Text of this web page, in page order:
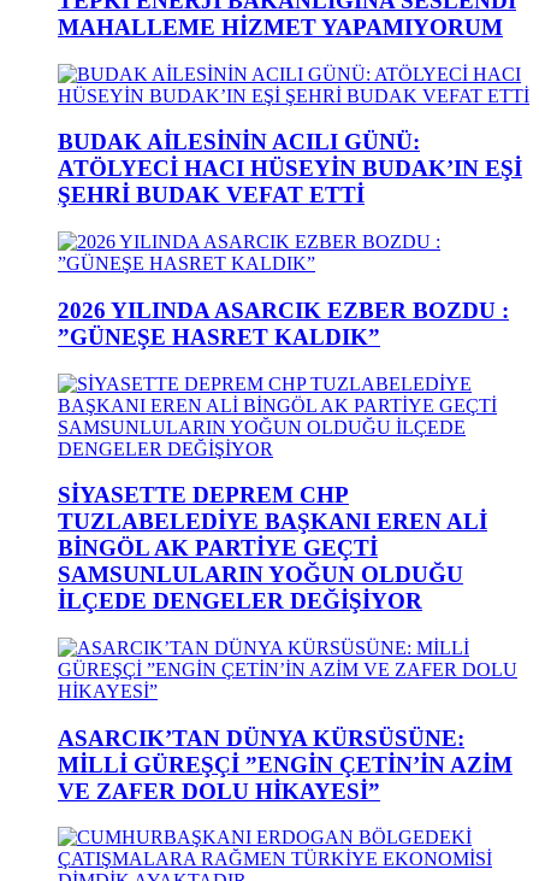
MAHALLEME HİZMET YAPAMIYORUM
BUDAK AİLESİNİN ACILI GÜNÜ:
ATÖLYECİ HACI HÜSEYİN BUDAK’IN EŞİ
ŞEHRİ BUDAK VEFAT ETTİ
2026 YILINDA ASARCIK EZBER BOZDU :
”GÜNEŞE HASRET KALDIK”
SİYASETTE DEPREM CHP
TUZLABELEDİYE BAŞKANI EREN ALİ
BİNGÖL AK PARTİYE GEÇTİ
SAMSUNLULARIN YOĞUN OLDUĞU
İLÇEDE DENGELER DEĞİŞİYOR
ASARCIK’TAN DÜNYA KÜRSÜSÜNE:
MİLLİ GÜREŞÇİ ”ENGİN ÇETİN’İN AZİM
VE ZAFER DOLU HİKAYESİ”